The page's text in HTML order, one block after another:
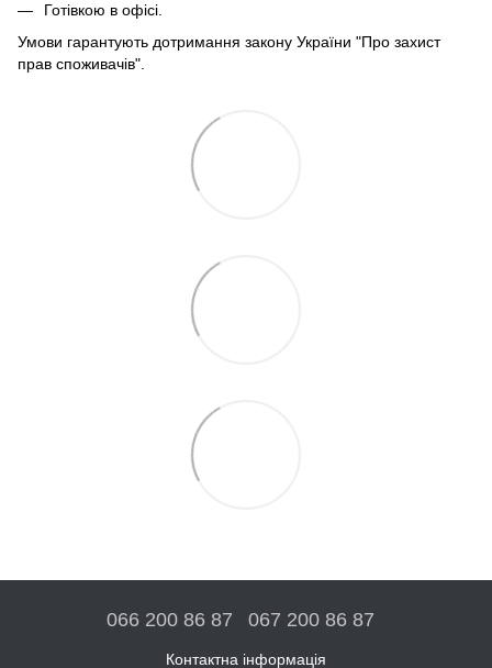
Готівкою в офісі.
Умови гарантують дотримання закону України "Про захист
прав споживачів".
066 200 86 87 067 200 86 87
Контактна інформація